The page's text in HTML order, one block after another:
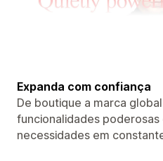
Expanda com confiança
De boutique a marca
funcionalidades
necessidades em